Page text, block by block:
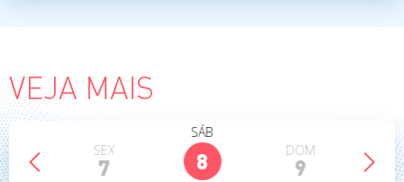
VEJA MAIS
6
SEX
7
SÁB
8 DOM
9